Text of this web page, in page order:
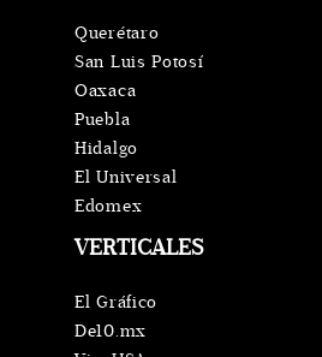
VERTICALES
El Gráfico
De10.mx
Querétaro
San Luis Potosí
Oaxaca
Puebla
Hidalgo
El Universal
Edomex